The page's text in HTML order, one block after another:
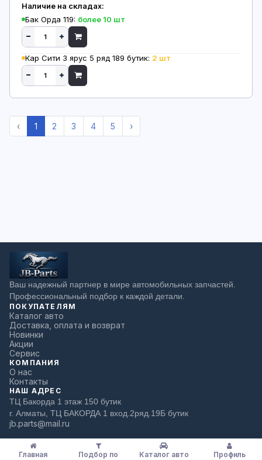
Наличие на складах:
Бак Орда 119: более 10 шт
Кар Сити 3 ярус 5 ряд 189 бутик: 2 шт
‹ 1 2 3 4 5 ›
Ваш надежный партнер в мире автомобильных запчастей.
Профессиональный подбор к каждой детали.
ПОКУПАТЕЛЯМ
Каталог авто
Доставка, оплата и возврат
Новинки
Акции
Сервис
КОМПАНИЯ
О нас
Контакты
НАШ АДРЕС
ТЦ Бакорда 1 этаж 150 бутик
г. Алматы, ТЦ БАКОРДА 1 вход.2ряд.19Б бутик
jb.parts@mail.ru
Главная Подбор по Каталог авто Профиль